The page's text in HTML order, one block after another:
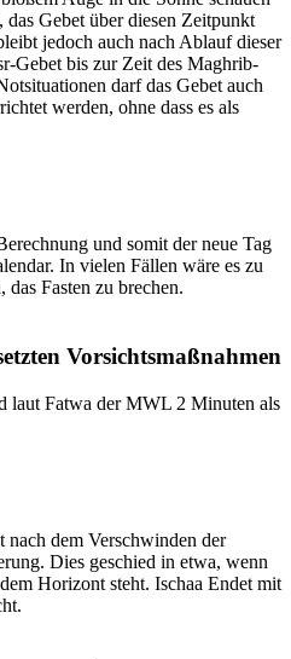
Gebet über diesen Zeitpunkt
jedoch auch nach Ablauf dieser
Gebet bis zur Zeit des Maghrib-
darf das Gebet auch
werden, ohne dass es als
und somit der neue Tag
In vielen Fällen wäre es zu
Fasten zu brechen.
Vorsichtsmaßnahmen
laut Fatwa der MWL 2 Minuten als
nach dem Verschwinden der
Dies geschied in etwa, wenn
Horizont steht. Ischaa Endet mit